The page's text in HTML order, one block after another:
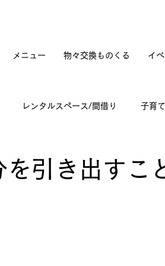
メニュー 物々交換ものくる イ
レンタルスペース/間借り 子育
引き出すこ